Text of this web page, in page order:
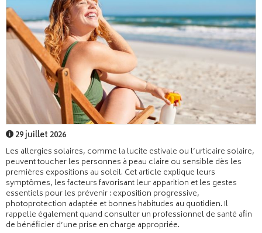
29 juillet 2026
Les allergies solaires, comme la lucite estivale ou l’urticaire solaire,
peuvent toucher les personnes à peau claire ou sensible dès les
premières expositions au soleil. Cet article explique leurs
symptômes, les facteurs favorisant leur apparition et les gestes
essentiels pour les prévenir : exposition progressive,
photoprotection adaptée et bonnes habitudes au quotidien. Il
rappelle également quand consulter un professionnel de santé afin
de bénéficier d’une prise en charge appropriée.